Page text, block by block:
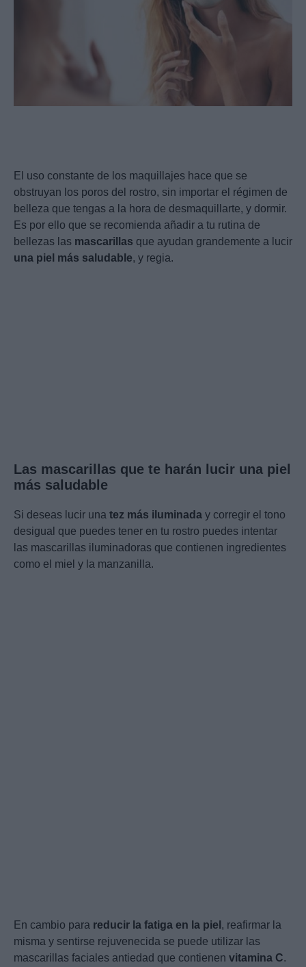
El uso constante de los maquillajes hace que se
obstruyan los poros del rostro, sin importar el régimen de
belleza que tengas a la hora de desmaquillarte, y dormir.
Es por ello que se recomienda añadir a tu rutina de
bellezas las mascarillas que ayudan grandemente a lucir
una piel más saludable, y regia.
Las mascarillas que te harán lucir una piel
más saludable
Si deseas lucir una tez más iluminada y corregir el tono
desigual que puedes tener en tu rostro puedes intentar
las mascarillas iluminadoras que contienen ingredientes
como el miel y la manzanilla.
En cambio para reducir la fatiga en la piel , reafirmar la
misma y sentirse rejuvenecida se puede utilizar las
mascarillas faciales antiedad que contienen vitamina C.